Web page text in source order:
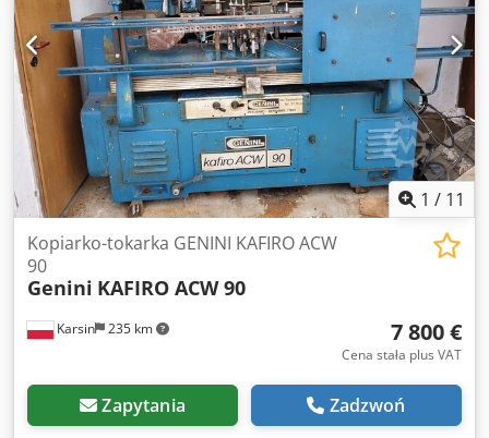
1 / 11
Karsin 235 km
Kopiarko-tokarka GENINI KAFIRO ACW
90
Genini KAFIRO ACW 90
7 800 €
Cena stała plus VAT
Zapytania Zadzwoń